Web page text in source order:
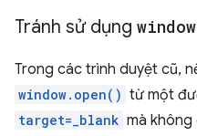
Tránh sử dụng window
Trong các trình duyệt cũ,
window.open() từ một
target=_blank mà không